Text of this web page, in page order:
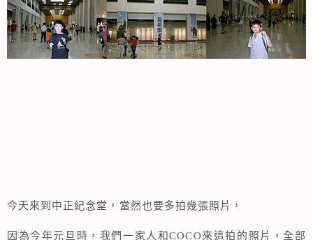
今天來到中正紀念堂，當然也要多拍幾張照片，
因為今年元旦時，我們一家人和COCO來這拍的照片，全部